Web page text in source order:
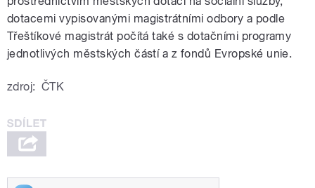
dotacemi vypisovanými magistrátními odbory a podle
Třeštíkové magistrát počítá také s dotačními programy
jednotlivých městských částí a z fondů Evropské unie.
zdroj: ČTK